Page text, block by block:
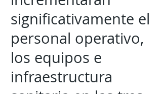
significativamente el
personal operativo,
los equipos e
infraestructura